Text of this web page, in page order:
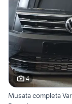
4
Musata completa